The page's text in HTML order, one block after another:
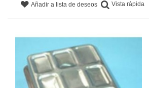
Añadir a lista de deseos Vista rápida